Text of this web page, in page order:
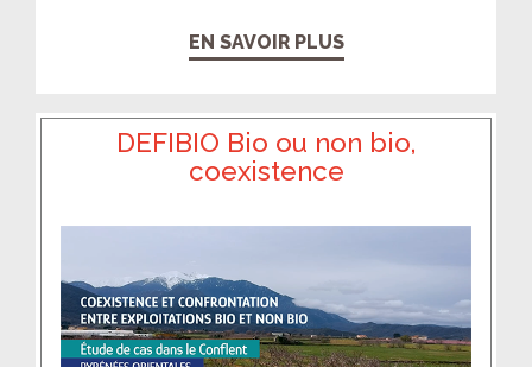
EN SAVOIR PLUS
DEFIBIO Bio ou non bio,
coexistence